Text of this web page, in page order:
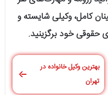
رزومه و مهارت‌های هر
کامل، وکیلی شایسته و
خود برگزینید.
بهترین وکیل خانواده در